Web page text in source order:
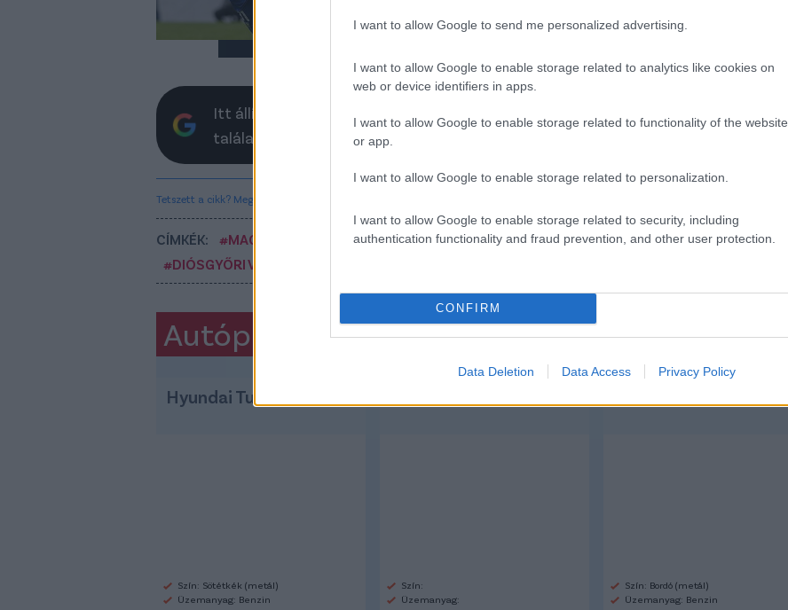
I want to allow Google to send me personalized advertising.
I want to allow Google to enable storage related to analytics like cookies on
web or device identifiers in apps.
I want to allow Google to enable storage related to functionality of the website
or app.
I want to allow Google to enable storage related to personalization.
I want to allow Google to enable storage related to security, including
authentication functionality and fraud prevention, and other user protection.
CONFIRM
Data Deletion Data Access Privacy Policy
Elolvasom
Itt állíthatod be, hogy a Csakfoci az elsők között legyen a Google-
találatokban
Tetszett a cikk? Megosztanád?
CÍMKÉK: #MAGYAR FOCI #NB I #HAZAI ÁTIGAZOLÁSI HÍREK #DIÓSGYŐR
#DVTK
#DIÓSGYŐRI VTK
Autópiac
Hyundai Tucson
Szín: Sötétkék (metál)
Üzemanyag: Benzin
Szín:
Üzemanyag:
Szín: Bordó (metál)
Üzemanyag: Benzin